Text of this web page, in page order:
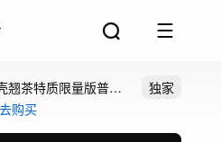
翘茶特质限量版普洱
独家
去购买